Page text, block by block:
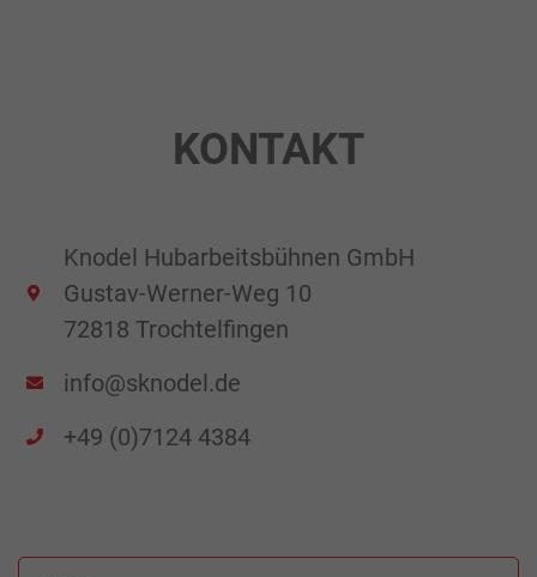
KONTAKT
Knodel Hubarbeitsbühnen GmbH
Gustav-Werner-Weg 10
72818 Trochtelfingen
info@sknodel.de
+49 (0)7124 4384